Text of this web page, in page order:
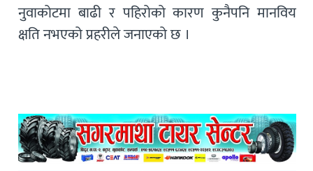
नुवाकोटमा बाढी र पहिरोको कारण कुनैपनि मानविय
क्षति नभएको प्रहरीले जनाएको छ ।